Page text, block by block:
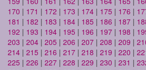
170 | 171 | 172 | 173 | 174 | 175 | 176 |
181 | 182 | 183 | 184 | 185 | 186 | 187 |
192 | 193 | 194 | 195 | 196 | 197 | 198 |
203 | 204 | 205 | 206 | 207 | 208 | 209 |
214 | 215 | 216 | 217 | 218 | 219 | 220 |
225 | 226 | 227 | 228 | 229 | 230 | 231 |